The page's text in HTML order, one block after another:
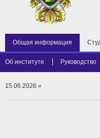
Общая информация
Об институте Руководство
15.06.2026 »